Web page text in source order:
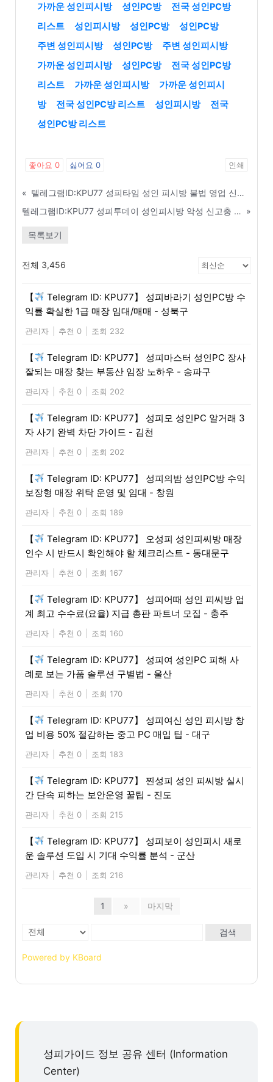
가까운 성인피시방
성인PC방
전국 성인PC방
리스트
성인피시방 성인PC방
성인PC방
주변 성인피시방
성인PC방
주변 성인피시방
가까운 성인피시방
성인PC방
전국 성인PC방
리스트
가까운 성인피시방
가까운 성인피시
방
전국 성인PC방 리스트 성인피시방
전국
성인PC방 리스트
좋아요 0 싫어요 0 인쇄
«
텔레그램ID:KPU77 성피타임 성인 피시방 불법 영업 신고 당했을 때 응급 조치사항 - 여수
텔레그램ID:KPU77 성피투데이 성인피시방 악성 신고충 IP 및 신상 정보 공유방 - 광명
»
목록보기
전체 3,456
【
Telegram ID: KPU77】 성피바라기 성인PC방 수
익률 확실한 1급 매장 임대/매매 - 성북구
관리자 추천 0 조회 232
【
Telegram ID: KPU77】 성피마스터 성인PC 장사
잘되는 매장 찾는 부동산 임장 노하우 - 송파구
관리자 추천 0 조회 202
【
Telegram ID: KPU77】 성피모 성인PC 알거래 3
자 사기 완벽 차단 가이드 - 김천
관리자 추천 0 조회 202
【
Telegram ID: KPU77】 성피의밤 성인PC방 수익
보장형 매장 위탁 운영 및 임대 - 창원
관리자 추천 0 조회 189
【
Telegram ID: KPU77】 오성피 성인피씨방 매장
인수 시 반드시 확인해야 할 체크리스트 - 동대문구
관리자 추천 0 조회 167
【
Telegram ID: KPU77】 성피어때 성인 피씨방 업
계 최고 수수료(요율) 지급 총판 파트너 모집 - 충주
관리자 추천 0 조회 160
【
Telegram ID: KPU77】 성피여 성인PC 피해 사
례로 보는 가품 솔루션 구별법 - 울산
관리자 추천 0 조회 170
【
Telegram ID: KPU77】 성피여신 성인 피시방 창
업 비용 50% 절감하는 중고 PC 매입 팁 - 대구
관리자 추천 0 조회 183
【
Telegram ID: KPU77】 찐성피 성인 피씨방 실시
간 단속 피하는 보안운영 꿀팁 - 진도
관리자 추천 0 조회 215
【
Telegram ID: KPU77】 성피보이 성인피시 새로
운 솔루션 도입 시 기대 수익률 분석 - 군산
관리자 추천 0 조회 216
1 » 마지막
검색
Powered by KBoard
성피가이드 정보 공유 센터 (Information
Center)